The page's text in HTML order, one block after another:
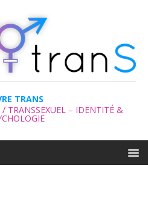
TRANS
TRANSSEXUEL – IDENTITÉ &